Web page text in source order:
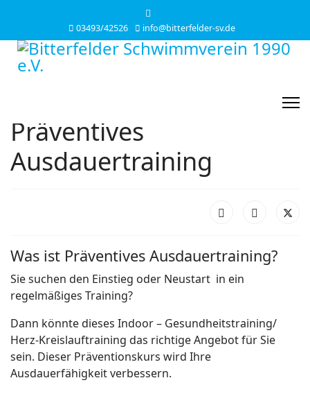
03493/42526 info@bitterfelder-sv.de
Präventives
Ausdauertraining
Was ist Präventives Ausdauertraining?
Sie suchen den Einstieg oder Neustart in ein
regelmäßiges Training?
Dann könnte dieses Indoor – Gesundheitstraining/
Herz-Kreislauftraining das richtige Angebot für Sie
sein. Dieser Präventionskurs wird Ihre
Ausdauerfähigkeit verbessern.